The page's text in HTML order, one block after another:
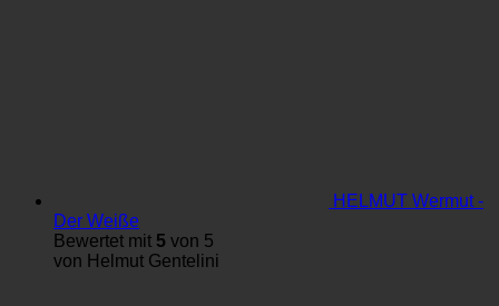
HELMUT Wermut -
Der Weiße
Bewertet mit 5 von 5
von Helmut Gentelini